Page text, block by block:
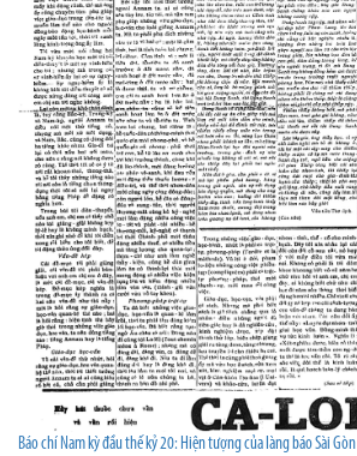
Báo chí Nam kỳ đầu thế kỷ 20: Hiện tượng của làng báo Sài Gòn